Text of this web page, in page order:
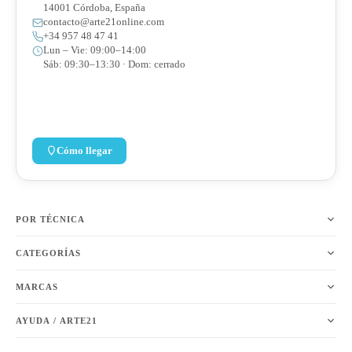
POR TÉCNICA
CATEGORÍAS
MARCAS
AYUDA / ARTE21
14001 Córdoba, España
contacto@arte21online.com
+34 957 48 47 41
Lun – Vie: 09:00–14:00
Sáb: 09:30–13:30 · Dom: cerrado
Cómo llegar